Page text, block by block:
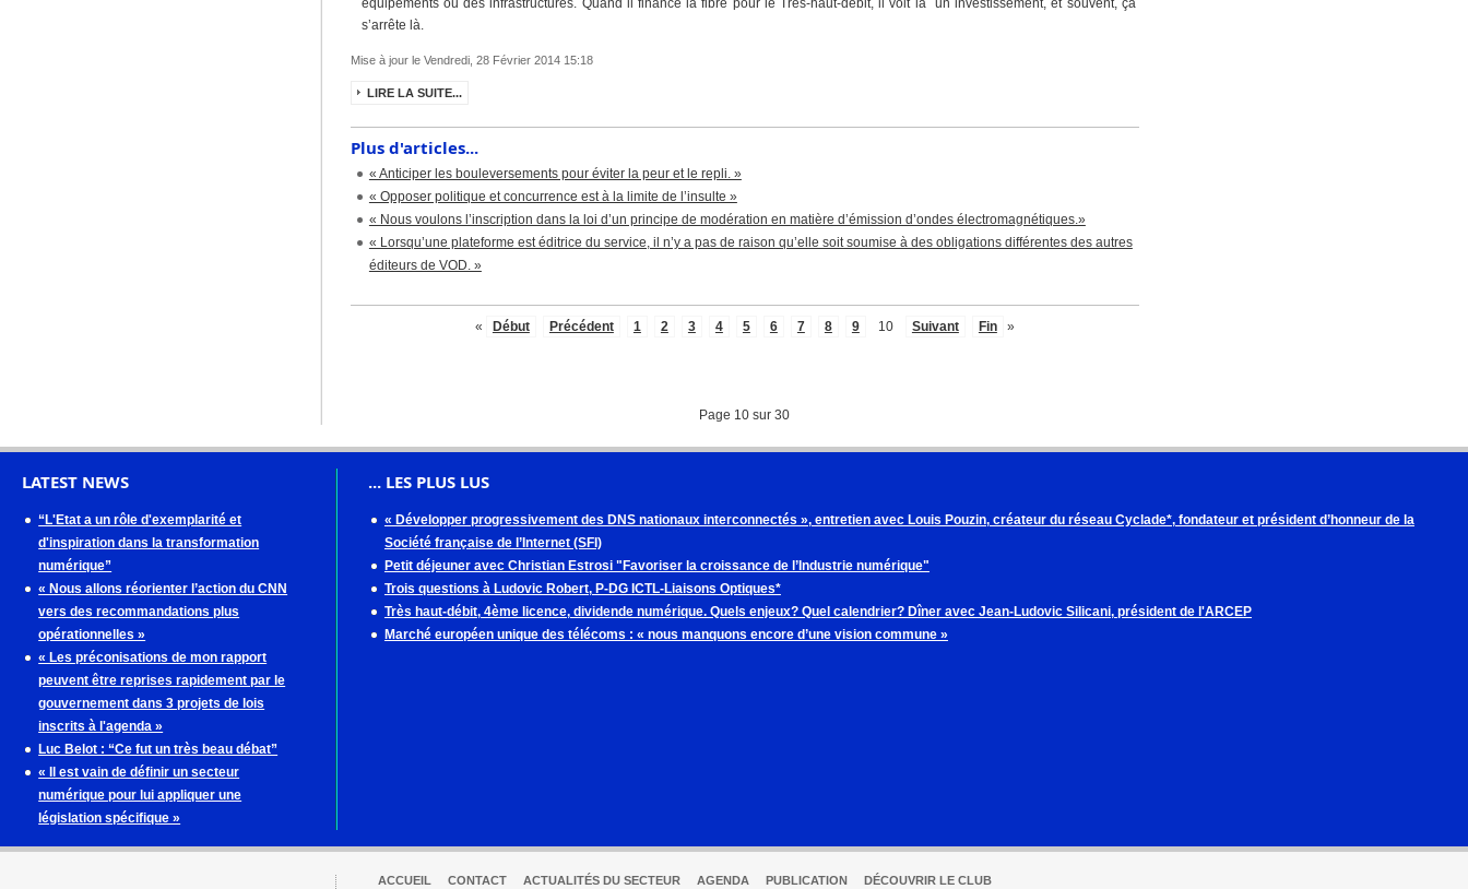
équipements ou des infrastructures. Quand il finance la fibre pour le Très-haut-débit, il voit là un investissement, et souvent, ça
s’arrête là.
Mise à jour le Vendredi, 28 Février 2014 15:18
LIRE LA SUITE...
Plus d'articles...
« Anticiper les bouleversements pour éviter la peur et le repli. »
« Opposer politique et concurrence est à la limite de l’insulte »
« Nous voulons l’inscription dans la loi d’un principe de modération en matière d’émission d’ondes électromagnétiques.»
« Lorsqu’une plateforme est éditrice du service, il n’y a pas de raison qu’elle soit soumise à des obligations différentes des autres
éditeurs de VOD. »
« Début Précédent 1 2 3 4 5 6 7 8 9 10 Suivant Fin »
Page 10 sur 30
LATEST NEWS
“L'Etat a un rôle d'exemplarité et
d'inspiration dans la transformation
numérique”
« Nous allons réorienter l’action du CNN
vers des recommandations plus
opérationnelles »
« Les préconisations de mon rapport
peuvent être reprises rapidement par le
gouvernement dans 3 projets de lois
inscrits à l'agenda »
Luc Belot : “Ce fut un très beau débat”
« Il est vain de définir un secteur
numérique pour lui appliquer une
législation spécifique »
... LES PLUS LUS
« Développer progressivement des DNS nationaux interconnectés », entretien avec Louis Pouzin, créateur du réseau Cyclade*, fondateur et président d’honneur de la
Société française de l’Internet (SFI)
Petit déjeuner avec Christian Estrosi "Favoriser la croissance de l’Industrie numérique"
Trois questions à Ludovic Robert, P-DG ICTL-Liaisons Optiques*
Très haut-débit, 4ème licence, dividende numérique. Quels enjeux? Quel calendrier? Dîner avec Jean-Ludovic Silicani, président de l'ARCEP
Marché européen unique des télécoms : « nous manquons encore d’une vision commune »
ACCUEIL CONTACT ACTUALITÉS DU SECTEUR AGENDA PUBLICATION DÉCOUVRIR LE CLUB